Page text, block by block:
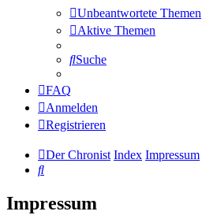
Unbeantwortete Themen
Aktive Themen
Suche
FAQ
Anmelden
Registrieren
Der Chronist Index Impressum
Suche
Impressum